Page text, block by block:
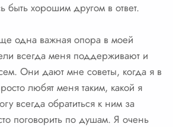
быть хорошим другом в ответ.
одна важная опора в моей
всегда меня поддерживают и
Они дают мне советы, когда я в
любят меня таким, какой я
всегда обратиться к ним за
поговорить по душам. Я очень